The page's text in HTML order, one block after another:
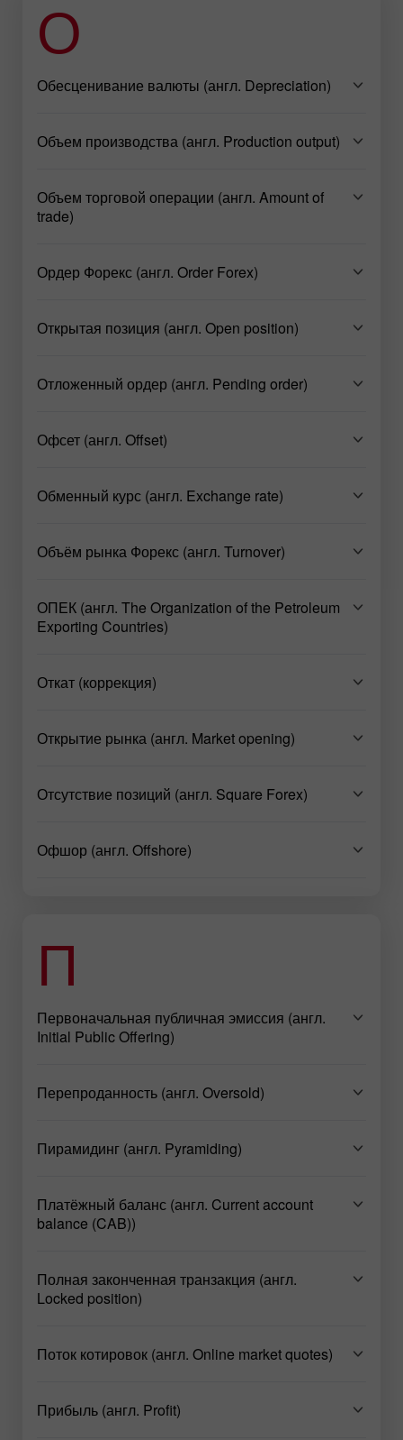
О
Обесценивание валюты (англ. Depreciation)
Объем производства (англ. Production output)
Объем торговой операции (англ. Amount of
trade)
Ордер Форекс (англ. Order Forex)
Открытая позиция (англ. Open position)
Отложенный ордер (англ. Pending order)
Офсет (англ. Offset)
Обменный курс (англ. Exchange rate)
Объём рынка Форекс (англ. Turnover)
ОПЕК (англ. The Organization of the Petroleum
Exporting Countries)
Откат (коррекция)
Открытие рынка (англ. Market opening)
Отсутствие позиций (англ. Square Forex)
Офшор (англ. Offshore)
П
Первоначальная публичная эмиссия (англ.
Initial Public Offering)
Перепроданность (англ. Oversold)
Пирамидинг (англ. Pyramiding)
Платёжный баланс (англ. Current account
balance (CAB))
Полная законченная транзакция (англ.
Locked position)
Поток котировок (англ. Online market quotes)
Прибыль (англ. Profit)